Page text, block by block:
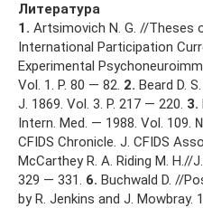
Литература
1. Artsimovich N. G. //Theses
International Participation
Experimental
Vol. 1. P. 80 — 82. 2. Beard D.
J. 1869. Vol. 3. P. 217 — 220. 3.
Intern. Med. — 1988. Vol. 109.
CFIDS Chronicle. J. CFIDS
McCarthey R. A. Riding M. H.//
329 — 331. 6. Buchwald D. //
by R. Jenkins and J. Mowbray.